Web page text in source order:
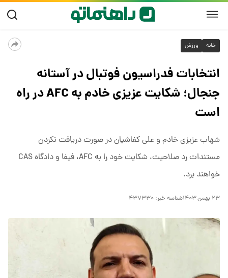
خانه ورزش
انتخابات فدراسیون فوتبال در آستانه
جنجال؛ شکایت عزیزی خادم به AFC در راه
است
شهاب عزیزی خادم و علی کفاشیان در صورت دریافت نکردن
مستندات رد صلاحیت، شکایت خود را به AFC، فیفا و دادگاه CAS
خواهند برد.
۲۳ بهمن ۱۴۰۳ شناسه خبر: ۴۳۷۳۳۰